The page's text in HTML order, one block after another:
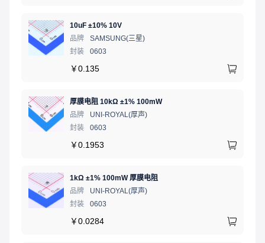
10uF ±10% 10V
品牌
SAMSUNG(三星)
封装
0603
￥0.135
厚膜电阻 10kΩ ±1% 100mW
品牌
UNI-ROYAL(厚声)
封装
0603
￥0.1953
1kΩ ±1% 100mW 厚膜电阻
品牌
UNI-ROYAL(厚声)
封装
0603
￥0.0284